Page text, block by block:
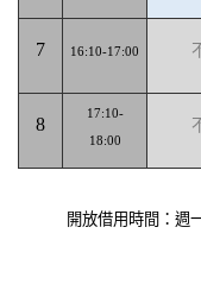
7 16:10-17:00
8
17:10-
18:00
開放借用時間：週